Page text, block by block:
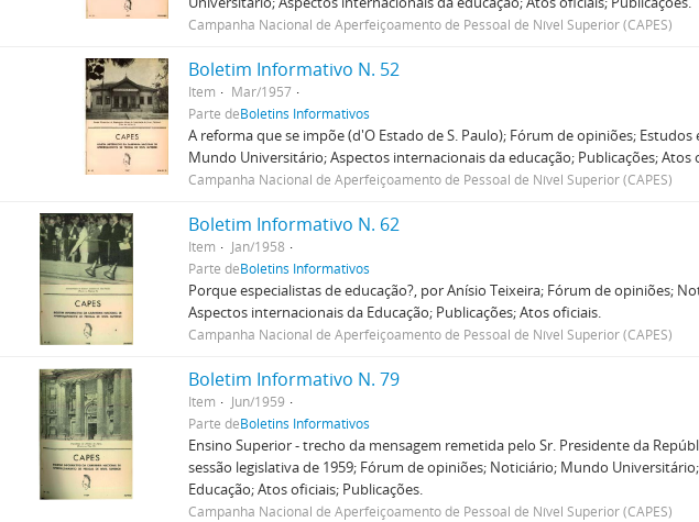
Campanha Nacional de Aperfeiçoamento de Pessoal de Nível Superior (CAPES)
Boletim Informativo N. 52
Item
Mar/1957
Parte deBoletins Informativos
A reforma que se impõe (d'O Estado de S. Paulo); Fórum de opiniões; Estudos
Mundo Universitário; Aspectos internacionais da educação; Publicações; Atos
Campanha Nacional de Aperfeiçoamento de Pessoal de Nível Superior (CAPES)
Boletim Informativo N. 62
Item
Jan/1958
Parte deBoletins Informativos
Porque especialistas de educação?, por Anísio Teixeira; Fórum de opiniões;
Aspectos internacionais da Educação; Publicações; Atos oficiais.
Campanha Nacional de Aperfeiçoamento de Pessoal de Nível Superior (CAPES)
Boletim Informativo N. 79
Item
Jun/1959
Parte deBoletins Informativos
Ensino Superior - trecho da mensagem remetida pelo Sr. Presidente da
sessão legislativa de 1959; Fórum de opiniões; Noticiário; Mundo
Educação; Atos oficiais; Publicações.
Campanha Nacional de Aperfeiçoamento de Pessoal de Nível Superior (CAPES)